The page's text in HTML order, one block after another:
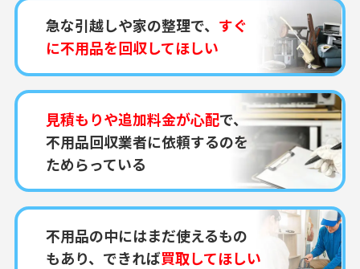
急な引越しや家の整理で、 すぐ
に不用品を回収してほしい
見積もりや追加料金が心配で、
不用品回収業者に依頼するのを
ためらっている
不用品の中にはまだ使えるもの
もあり、できれば買取してほしい